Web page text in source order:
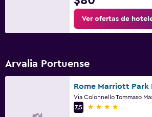
Ver ofertas de
Arvalia Portuense
7,5
4 estrellas